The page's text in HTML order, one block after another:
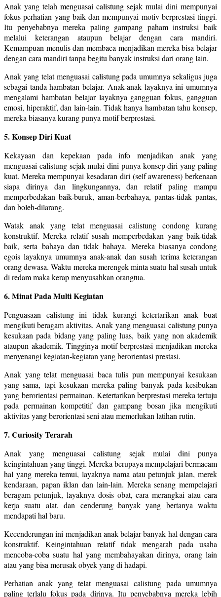
Anak yang telah menguasai calistung sejak mulai dini mempunyai
fokus perhatian yang baik dan mempunyai motiv berprestasi tinggi.
Itu penyebabnya mereka paling gampang paham instruksi baik
melalui keterangan ataupun belajar dengan cara mandiri.
Kemampuan menulis dan membaca menjadikan mereka bisa belajar
dengan cara mandiri tanpa begitu banyak instruksi dari orang lain.
Anak yang telat menguasai calistung pada umumnya sekaligus juga
sebagai tanda hambatan belajar. Anak-anak layaknya ini umumnya
mengalami hambatan belajar layaknya gangguan fokus, gangguan
emosi, hiperaktif, dan lain-lain. Tidak hanya hambatan tahu konsep,
mereka biasanya kurang punya motif berprestasi.
5. Konsep Diri Kuat
Kekayaan dan kepekaan pada info menjadikan anak yang
menguasai calistung sejak mulai dini punya konsep diri yang paling
kuat. Mereka mempunyai kesadaran diri (self awareness) berkenaan
siapa dirinya dan lingkungannya, dan relatif paling mampu
memperbedakan baik-buruk, aman-berbahaya, pantas-tidak pantas,
dan boleh-dilarang.
Watak anak yang telat menguasai calistung condong kurang
konstruktif. Mereka relatif susah memperbedakan yang baik-tidak
baik, serta bahaya dan tidak bahaya. Mereka biasanya condong
egois layaknya umumnya anak-anak dan susah terima keterangan
orang dewasa. Waktu mereka merengek minta suatu hal susah untuk
di redam maka kerap menyusahkan orangtua.
6. Minat Pada Multi Kegiatan
Penguasaan calistung ini tidak kurangi ketertarikan anak buat
mengikuti beragam aktivitas. Anak yang menguasai calistung punya
kesukaan pada bidang yang paling luas, baik yang non akademik
ataupun akademik. Tingginya motif berprestasi menjadikan mereka
menyenangi kegiatan-kegiatan yang berorientasi prestasi.
Anak yang telat menguasai baca tulis pun mempunyai kesukaan
yang sama, tapi kesukaan mereka paling banyak pada kesibukan
yang berorientasi permainan. Ketertarikan berprestasi mereka tertuju
pada permainan kompetitif dan gampang bosan jika mengikuti
aktivitas yang berorientasi seni atau memerlukan latihan rutin.
7. Curiosity Terarah
Anak yang menguasai calistung sejak mulai dini punya
keingintahuan yang tinggi. Mereka berupaya mempelajari bermacam
hal yang mereka temui, layaknya nama atau petunjuk jalan, merek
kendaraan, papan iklan dan lain-lain. Mereka senang mempelajari
beragam petunjuk, layaknya dosis obat, cara merangkai atau cara
kerja suatu alat, dan cenderung banyak yang bertanya waktu
mendapati hal baru.
Kecenderungan ini menjadikan anak belajar banyak hal dengan cara
konstruktif. Keingintahuan relatif tidak mengarah pada usaha
mencoba-coba suatu hal yang membahayakan dirinya, orang lain
atau yang bisa merusak obyek yang di hadapi.
Perhatian anak yang telat menguasai calistung pada umumnya
paling terlalu fokus pada dirinya. Itu penyebabnya mereka lebih